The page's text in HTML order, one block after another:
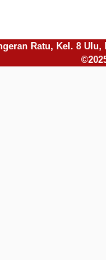
Ratu, Kel. 8 Ulu,